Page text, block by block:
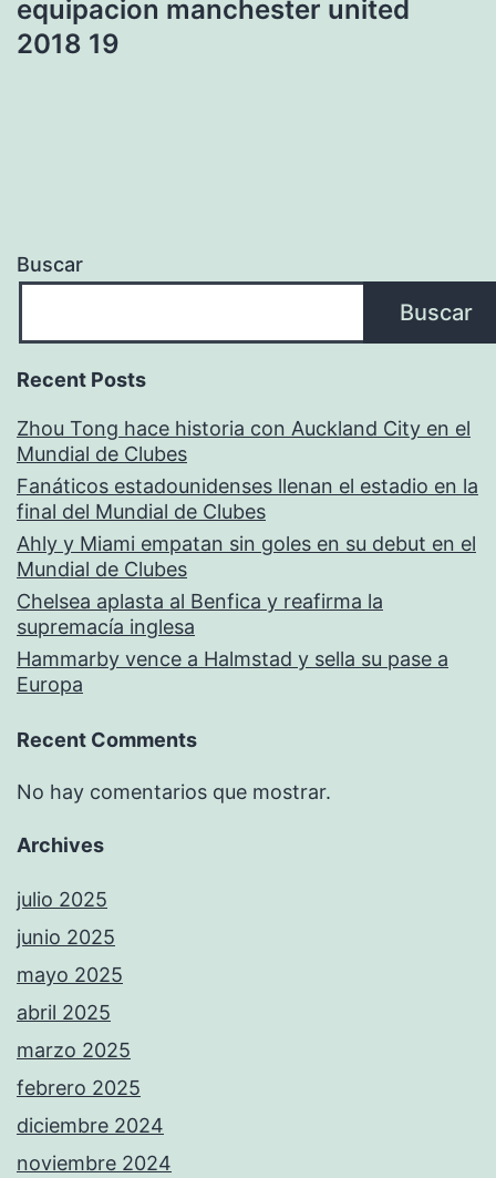
equipacion manchester united
2018 19
Buscar
Buscar
Recent Posts
Zhou Tong hace historia con Auckland City en el
Mundial de Clubes
Fanáticos estadounidenses llenan el estadio en la
final del Mundial de Clubes
Ahly y Miami empatan sin goles en su debut en el
Mundial de Clubes
Chelsea aplasta al Benfica y reafirma la
supremacía inglesa
Hammarby vence a Halmstad y sella su pase a
Europa
Recent Comments
No hay comentarios que mostrar.
Archives
julio 2025
junio 2025
mayo 2025
abril 2025
marzo 2025
febrero 2025
diciembre 2024
noviembre 2024